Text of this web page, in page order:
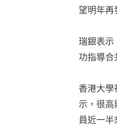
望明年再
瑞銀表示
功指導合
香港大學
示，很高
員近一